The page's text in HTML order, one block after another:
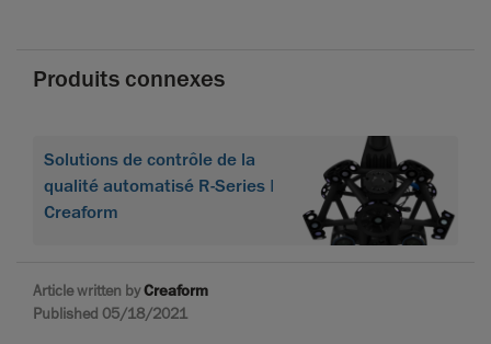
Produits connexes
Solutions de contrôle de la
qualité automatisé R-Series |
Creaform
Article written byCreaform
Published 05/18/2021